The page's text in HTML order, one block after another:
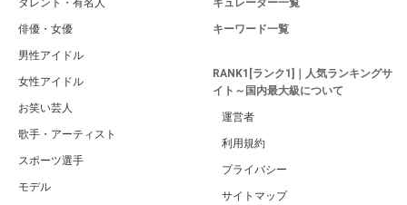
俳優・女優
男性アイドル
女性アイドル
お笑い芸人
歌手・アーティスト
スポーツ選手
モデル
キーワード一覧
RANK1[ランク1]｜人気ランキングサ
イト～国内最大級について
運営者
利用規約
プライバシー
サイトマップ